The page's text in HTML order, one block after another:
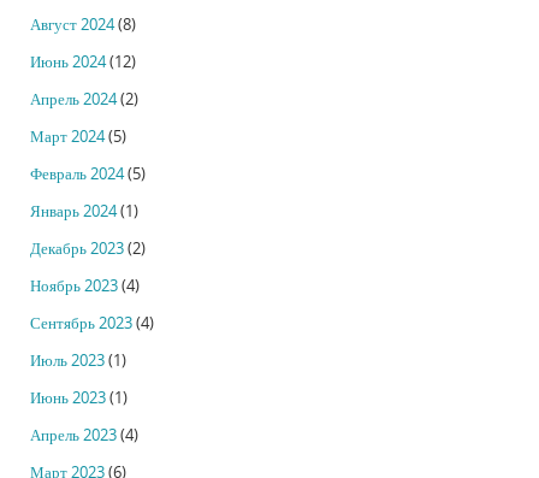
Август 2024(8)
Июнь 2024(12)
Апрель 2024(2)
Март 2024(5)
Февраль 2024(5)
Январь 2024(1)
Декабрь 2023(2)
Ноябрь 2023(4)
Сентябрь 2023(4)
Июль 2023(1)
Июнь 2023(1)
Апрель 2023(4)
Март 2023(6)